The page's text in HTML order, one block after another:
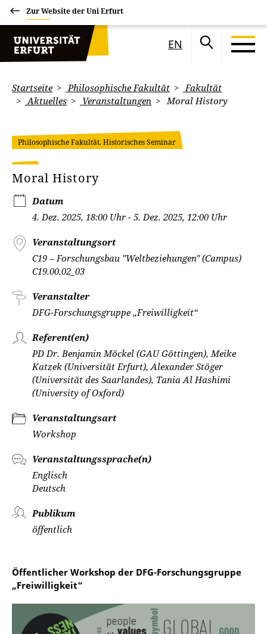
Zur Website der Uni Erfurt
EN
Startseite Philosophische Fakultät
Fakultät
Aktuelles
Veranstaltungen Moral History
Philosophische Fakultät, Historisches Seminar
Moral History
Datum
4. Dez. 2025, 18:00 Uhr - 5. Dez. 2025, 12:00 Uhr
Veranstaltungsort
C19 – Forschungsbau "Weltbeziehungen" (Campus)
C19.00.02_03
Veranstalter
DFG-Forschungsgruppe „Freiwilligkeit“
Referent(en)
PD Dr. Benjamin Möckel (GAU Göttingen), Meike
Katzek (Universität Erfurt), Alexander Stöger
(Universität des Saarlandes), Tania Al Hashimi
(University of Oxford)
Veranstaltungsart
Workshop
Veranstaltungssprache(n)
Englisch
Deutsch
Publikum
öffentlich
Öffentlicher Workshop der DFG-Forschungsgruppe
„Freiwilligkeit“